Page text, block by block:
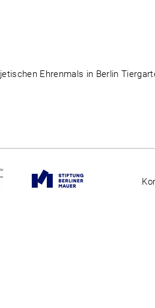
Ehrenmals in Berlin